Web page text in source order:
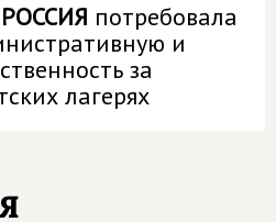
потребовала
и
за
лагерях